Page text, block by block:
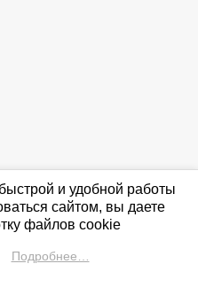
и удобной работы
сайтом, вы даете
файлов cookie
Подробнее…